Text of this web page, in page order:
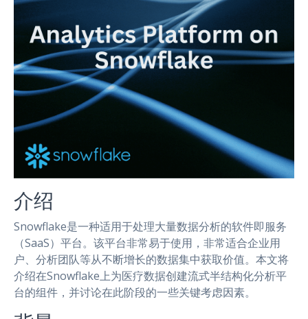
介绍
Snowflake是一种适用于处理大量数据分析的软件即服务
（SaaS）平台。该平台非常易于使用，非常适合企业用
户、分析团队等从不断增长的数据集中获取价值。本文将
介绍在Snowflake上为医疗数据创建流式半结构化分析平
台的组件，并讨论在此阶段的一些关键考虑因素。